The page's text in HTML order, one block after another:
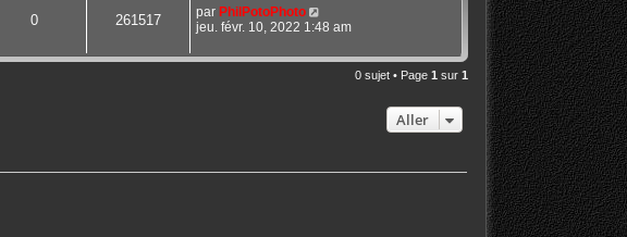
0 261517 par PhilPotoPhoto
jeu. févr. 10, 2022 1:48 am
0 sujet • Page 1 sur 1
Aller